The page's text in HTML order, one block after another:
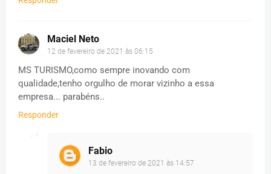
Maciel Neto
12 de fevereiro de 2021 às 06:15
MS TURISMO,como sempre inovando com
qualidade,tenho orgulho de morar vizinho a essa
empresa... parabéns..
Responder
Fabio
13 de fevereiro de 2021 às 14:57